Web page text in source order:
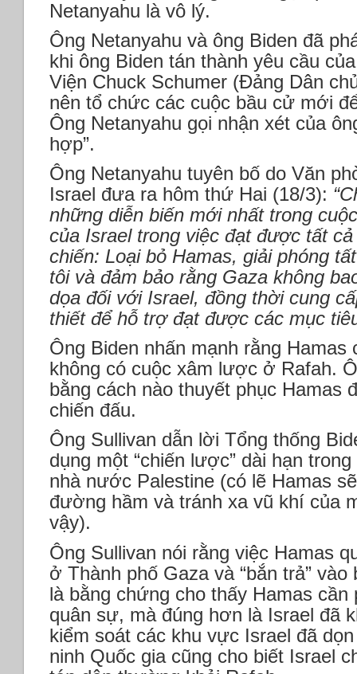
Netanyahu là vô lý.
Ông Netanyahu và ông Biden đã
khi ông Biden tán thành yêu cầu
Viện Chuck Schumer (Đảng Dân
nên tổ chức các cuộc bầu cử mới
Ông Netanyahu gọi nhận xét của
hợp”.
Ông Netanyahu tuyên bố do Văn
Israel đưa ra hôm thứ Hai (18/3):
những diễn biến mới nhất trong
của Israel trong việc đạt được tất
chiến: Loại bỏ Hamas, giải phóng
tôi và đảm bảo rằng Gaza không
dọa đối với Israel, đồng thời cung
thiết để hỗ trợ đạt được các mục
Ông Biden nhấn mạnh rằng Hamas
không có cuộc xâm lược ở Rafah.
bằng cách nào thuyết phục Hamas
chiến đấu.
Ông Sullivan dẫn lời Tổng thống
dụng một “chiến lược” dài hạn
nhà nước Palestine (có lẽ Hamas sẽ
đường hầm và tránh xa vũ khí của
vậy).
Ông Sullivan nói rằng việc Hamas
ở Thành phố Gaza và “bắn trả”
là bằng chứng cho thấy Hamas cần
quân sự, mà đúng hơn là Israel đã
kiểm soát các khu vực Israel đã
ninh Quốc gia cũng cho biết Israel